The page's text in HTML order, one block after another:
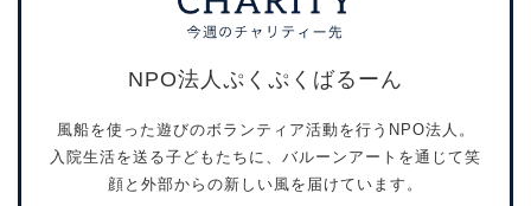
NPO法人ぷくぷくばるーん
風船を使った遊びのボランティア活動を行うNPO法人。
入院生活を送る子どもたちに、バルーンアートを通じて笑
顔と外部からの新しい風を届けています。